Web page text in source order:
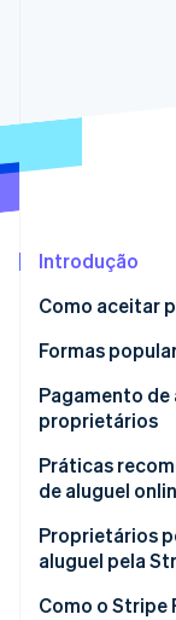
Introdução
Como aceitar
Formas
Pagamento
proprietários
Pagamento de
inquilinos
Práticas
de aluguel
Proprietários
aluguel pela
Como o Stripe